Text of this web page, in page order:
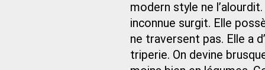
modern style ne
inconnue surgit. Elle
ne traversent pas. Elle a
triperie. On devine